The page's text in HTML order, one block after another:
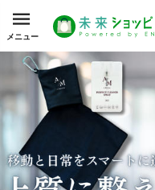
メニュー